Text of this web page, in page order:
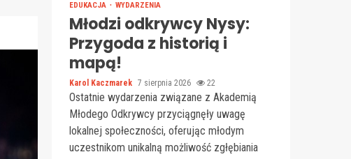
EDUKACJA WYDARZENIA
Młodzi odkrywcy Nysy:
Przygoda z historią i
mapą!
Karol Kaczmarek 7 sierpnia 2026 22
Ostatnie wydarzenia związane z Akademią
Młodego Odkrywcy przyciągnęły uwagę
lokalnej społeczności, oferując młodym
uczestnikom unikalną możliwość zgłębiania